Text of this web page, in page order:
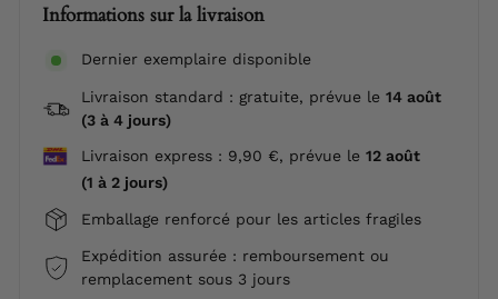
Informations sur la livraison
Dernier exemplaire disponible
Livraison standard : gratuite, prévue le 14 août
(3 à 4 jours)
Livraison express : 9,90 €, prévue le 12 août
(1 à 2 jours)
Emballage renforcé pour les articles fragiles
Expédition assurée : remboursement ou
remplacement sous 3 jours